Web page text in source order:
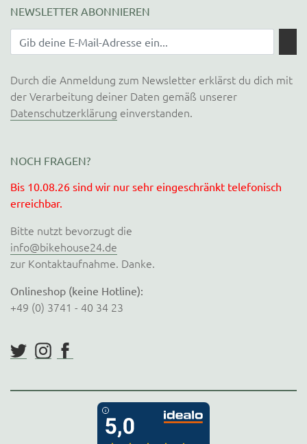
NEWSLETTER ABONNIEREN
Durch die Anmeldung zum Newsletter erklärst du dich mit
der Verarbeitung deiner Daten gemäß unserer
Datenschutzerklärung einverstanden.
NOCH FRAGEN?
Bis 10.08.26 sind wir nur sehr eingeschränkt telefonisch
erreichbar.
Bitte nutzt bevorzugt die
info@bikehouse24.de
zur Kontaktaufnahme. Danke.
Onlineshop (keine Hotline):
+49 (0) 3741 - 40 34 23